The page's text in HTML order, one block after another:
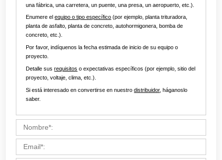
Personaliza Sus Soluciones
Contáctenos ahora por Email:market19@aimix-